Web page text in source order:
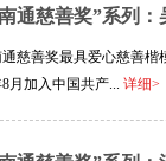
通慈善奖”系列：
慈善奖最具爱心慈善
月加入中国共产... 详细>